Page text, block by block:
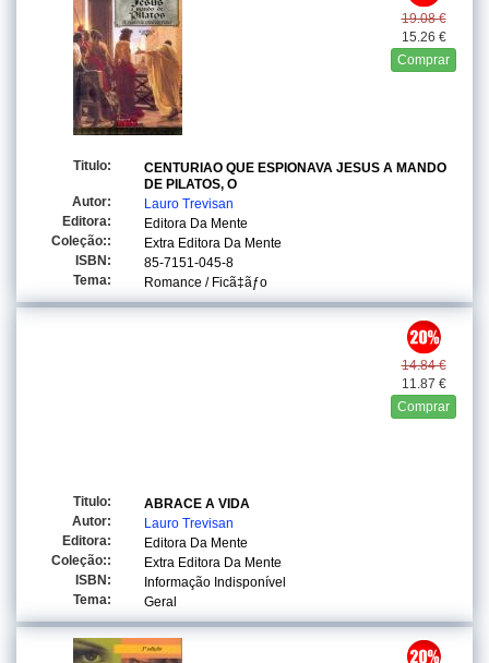
19.08 €
15.26 €
Comprar
Titulo:
CENTURIAO QUE ESPIONAVA JESUS A MANDO
DE PILATOS, O
Autor:
Lauro Trevisan
Editora:
Editora Da Mente
Coleção::
Extra Editora Da Mente
ISBN:
85-7151-045-8
Tema:
Romance / Ficã‡ãƒo
14.84 €
11.87 €
Comprar
Titulo:
ABRACE A VIDA
Autor:
Lauro Trevisan
Editora:
Editora Da Mente
Coleção::
Extra Editora Da Mente
ISBN:
Informação Indisponível
Tema:
Geral